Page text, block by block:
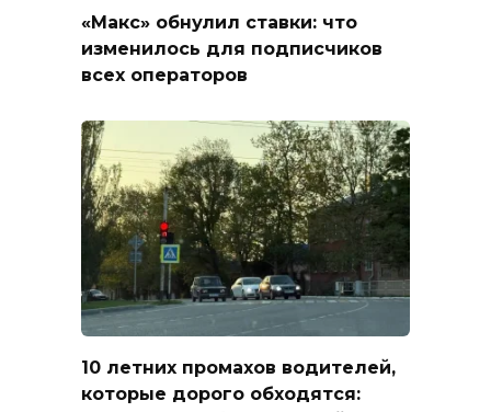
«Макс» обнулил ставки: что
изменилось для подписчиков
всех операторов
10 летних промахов водителей,
которые дорого обходятся: